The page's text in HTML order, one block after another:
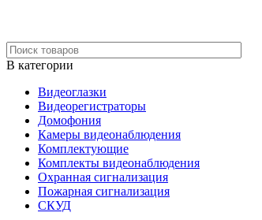
В категории
Видеоглазки
Видеорегистраторы
Домофония
Камеры видеонаблюдения
Комплектующие
Комплекты видеонаблюдения
Охранная сигнализация
Пожарная сигнализация
СКУД